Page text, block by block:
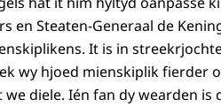
Steaten-Generaal de
It is in
wy hjoed mienskiplik fierder
diele. Ién fan dy wearden is